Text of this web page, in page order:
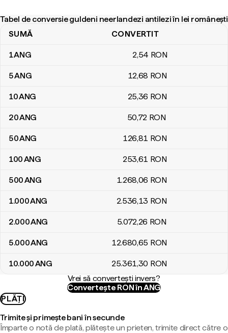
Tabel de conversie guldeni neerlandezi antilezi în lei românești
Tabel de conversie guldeni neerlandezi antilezi în lei românești
SUMĂ CONVERTIT
1ANG 2,54 RON
5ANG 12,68 RON
10ANG 25,36 RON
20ANG 50,72 RON
50ANG 126,81 RON
100ANG 253,61 RON
500ANG 1.268,06 RON
1.000ANG 2.536,13 RON
2.000ANG 5.072,26 RON
5.000ANG 12.680,65 RON
10.000ANG 25.361,30 RON
Vrei să convertești invers?
Convertește RON în ANG
PLĂȚI
Trimite și primește bani în secunde
Împarte o notă de plată, plătește un prieten, trimite direct către o